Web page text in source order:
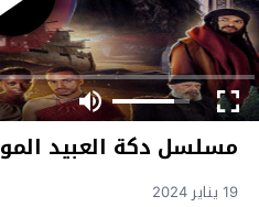
مسلسل دكة العبيد
19 يناير 2024